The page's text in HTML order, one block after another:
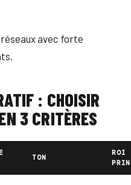
avec forte
: CHOISIR
3 CRITÈRES
TON
ROI